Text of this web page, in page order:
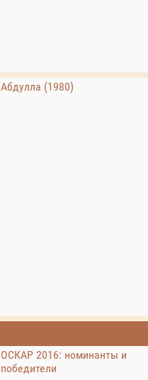
Абдулла (1980)
ОСКАР 2016: номинанты и
победители